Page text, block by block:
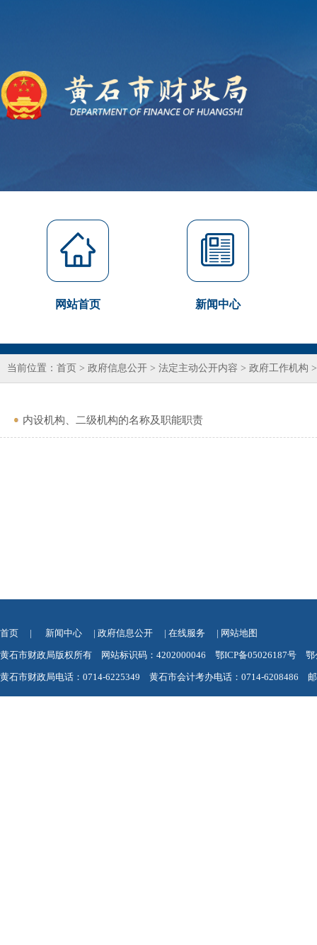
网站首页 新闻中心
当前位置： 首页 > 政府信息公开 > 法定主动公开内容 > 政府工作机构
内设机构、二级机构的名称及职能职责
首页 | 新闻中心 | 政府信息公开 | 在线服务 | 网站地图
黄石市财政局版权所有 网站标识码：4202000046 鄂ICP备05026187号 鄂
黄石市财政局电话：0714-6225349 黄石市会计考办电话：0714-6208486